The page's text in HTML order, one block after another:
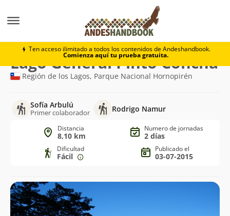
Ten acceso ilimitado a todos los contenidos de Andeshandbook.
Comienza aquí tu prueba gratuita.
Lago General Pinto Concha
Ruta
de
Lago General Pinto Concha
Región de los Lagos, Parque Nacional Hornopirén
Sofía Arbulú
Primer colaborador Rodrigo Namur
Distancia
8,10 km
Numero de jornadas
2 días
Dificultad
Fácil
Publicado el
03-07-2015